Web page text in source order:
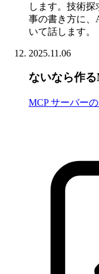
します。技術
事の書き方に、
いて話します。
2025.11.06
ないなら作
MCP サーバー